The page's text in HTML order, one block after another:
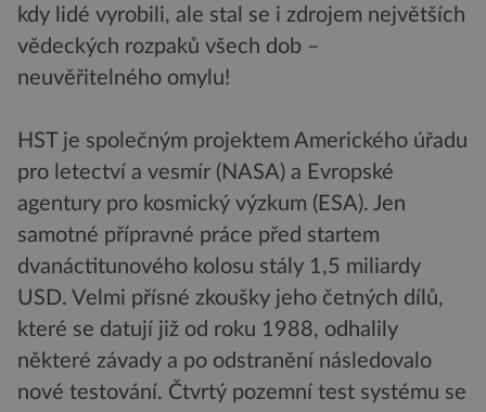
kdy lidé vyrobili, ale stal se i zdrojem největších
vědeckých rozpaků všech dob –
neuvěřitelného omylu!
HST je společným projektem Amerického úřadu
pro letectví a vesmír (NASA) a Evropské
agentury pro kosmický výzkum (ESA). Jen
samotné přípravné práce před startem
dvanáctitunového kolosu stály 1,5 miliardy
USD. Velmi přísné zkoušky jeho četných dílů,
které se datují již od roku 1988, odhalily
některé závady a po odstranění následovalo
nové testování. Čtvrtý pozemní test systému se